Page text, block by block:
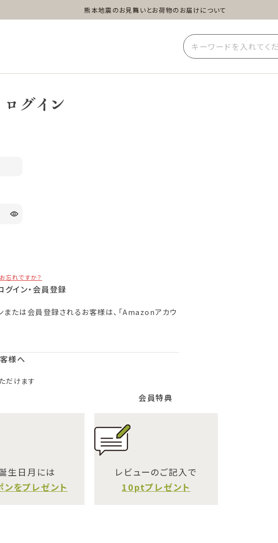
熊本地震のお見舞いとお荷物のお届けについて
水出し茶
ログイン
忘れですか？
イン・会員登録
たは会員登録されるお客様は、「Amazonアカウ
様へ
だけます
会員特典
生日月には
ンをプレゼント
レビューのご記入で
10ptプレゼント